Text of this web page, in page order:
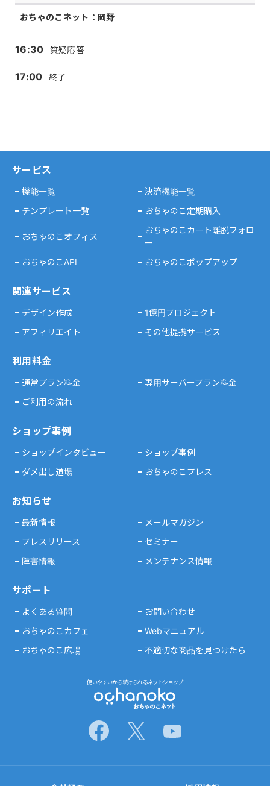
おちゃのこネット：岡野
16:30 質疑応答
17:00 終了
使いやすいから続けられるネットショップ
サービス
機能一覧
決済機能一覧
テンプレート一覧
おちゃのこ定期購入
おちゃのこオフィス
おちゃのこカート離脱フォロ
ー
おちゃのこAPI
おちゃのこポップアップ
関連サービス
デザイン作成
1億円プロジェクト
アフィリエイト
その他提携サービス
利用料金
通常プラン料金
専用サーバープラン料金
ご利用の流れ
ショップ事例
ショップインタビュー
ショップ事例
ダメ出し道場
おちゃのこプレス
お知らせ
最新情報
メールマガジン
プレスリリース
セミナー
障害情報
メンテナンス情報
サポート
よくある質問
お問い合わせ
おちゃのこカフェ
Webマニュアル
おちゃのこ広場
不適切な商品を見つけたら